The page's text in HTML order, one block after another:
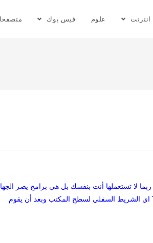
انترنت علوم فيس بوك
لا تستعملها أنت بنفسك بل هي برامج يصر
على تشغيلها مثل برنامج المسنجر وRealPlayer وغيرها من البرامج التي تراها على TaskBar اي الشريط السفلي لسطح المكتب وبعد أن يقوم